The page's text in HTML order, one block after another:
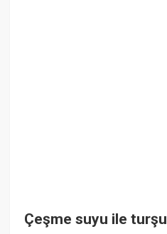
Çeşme suyu ile turşu